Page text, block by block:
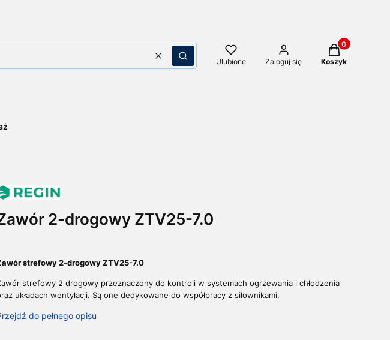
WyczyśćSzukaj Ulubione Zaloguj się
Produkty w
Koszyk
2-drogowy ZTV25-7.0
strefowy 2-drogowy ZTV25-7.0
strefowy 2 drogowy przeznaczony do kontroli w systemach ogrzewania i chłodzenia
układach wentylacji. Są one dedykowane do współpracy z siłownikami.
do pełnego opisu